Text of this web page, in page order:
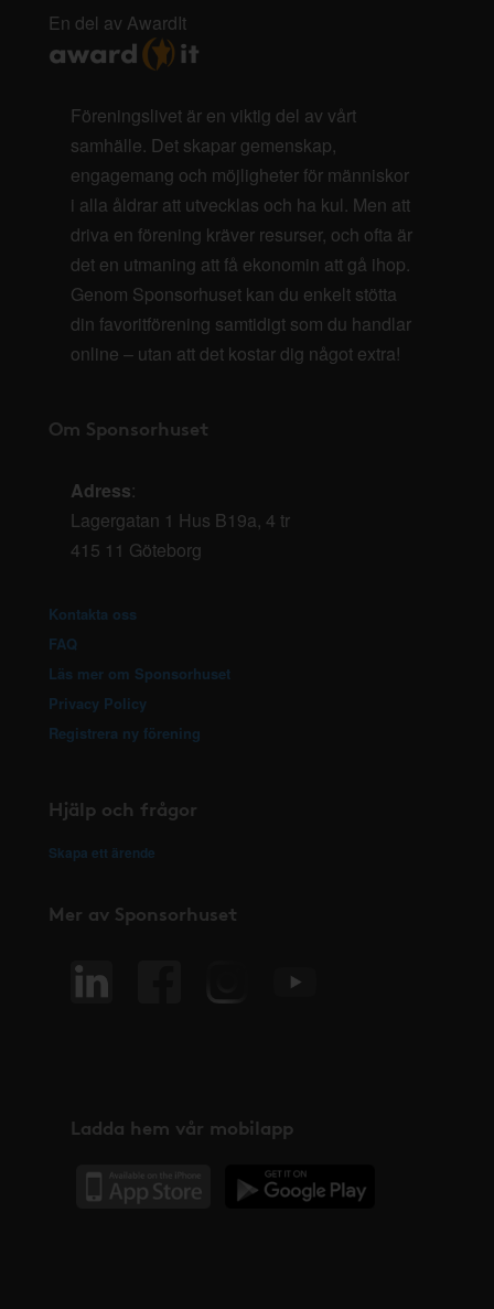
En del av AwardIt
Föreningslivet är en viktig del av vårt
samhälle. Det skapar gemenskap,
engagemang och möjligheter för människor
i alla åldrar att utvecklas och ha kul. Men att
driva en förening kräver resurser, och ofta är
det en utmaning att få ekonomin att gå ihop.
Genom Sponsorhuset kan du enkelt stötta
din favoritförening samtidigt som du handlar
online – utan att det kostar dig något extra!
Om Sponsorhuset
Adress:
Lagergatan 1 Hus B19a, 4 tr
415 11 Göteborg
Kontakta oss
FAQ
Läs mer om Sponsorhuset
Privacy Policy
Registrera ny förening
Hjälp och frågor
Skapa ett ärende
Mer av Sponsorhuset
Ladda hem vår mobilapp